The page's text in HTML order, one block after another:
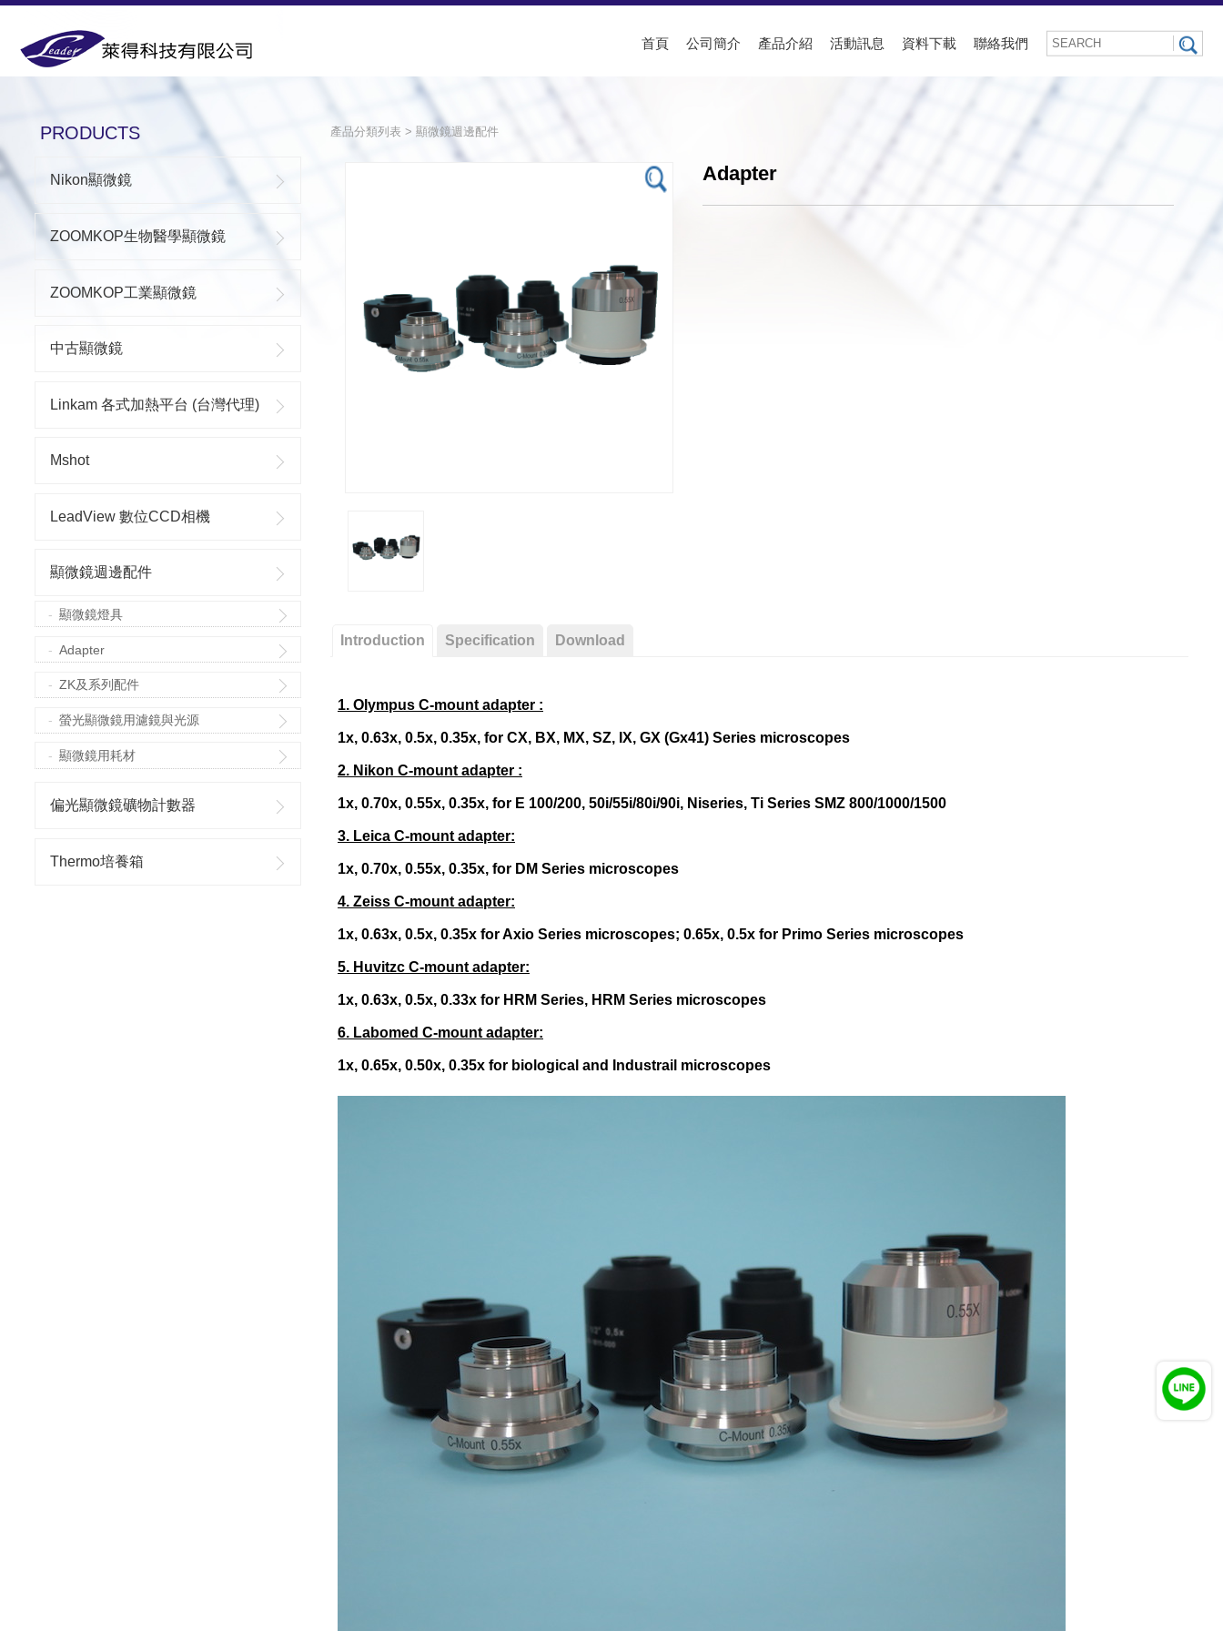
首頁 公司簡介 產品介紹 活動訊息 資料下載 聯絡我們
PRODUCTS
PRODUCTS
Nikon顯微鏡
ZOOMKOP生物醫學顯微鏡
ZOOMKOP工業顯微鏡
中古顯微鏡
Linkam 各式加熱平台 (台灣代理)
Mshot
LeadView 數位CCD相機
顯微鏡週邊配件
顯微鏡燈具
Adapter
ZK及系列配件
螢光顯微鏡用濾鏡與光源
顯微鏡用耗材
偏光顯微鏡礦物計數器
Thermo培養箱
產品分類列表 > 顯微鏡週邊配件
Adapter
Introduction Specification Download
1. Olympus C-mount adapter :
1x, 0.63x, 0.5x, 0.35x, for CX, BX, MX, SZ, IX, GX (Gx41) Series microscopes
2. Nikon C-mount adapter :
1x, 0.70x, 0.55x, 0.35x, for E 100/200, 50i/55i/80i/90i, Niseries, Ti Series SMZ 800/1000/1500
3. Leica C-mount adapter:
1x, 0.70x, 0.55x, 0.35x, for DM Series microscopes
4. Zeiss C-mount adapter:
1x, 0.63x, 0.5x, 0.35x for Axio Series microscopes; 0.65x, 0.5x for Primo Series microscopes
5. Huvitzc C-mount adapter:
1x, 0.63x, 0.5x, 0.33x for HRM Series, HRM Series microscopes
6. Labomed C-mount adapter:
1x, 0.65x, 0.50x, 0.35x for biological and Industrail microscopes